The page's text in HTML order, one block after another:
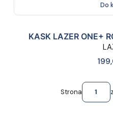
Do
KASK LAZER ONE+
Strona